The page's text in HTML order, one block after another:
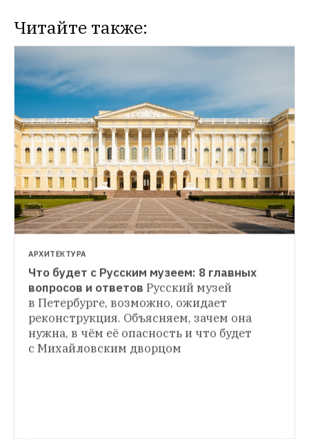
Читайте также:
ЛИЧНЫЙ ОПЫТ
«И не нужен там никакой Ося»: Как делают
квест про Маяковского и Брик В
Петербурге открылся новый квест,
посвящённый отношениям Владимира
ГИД THE VILLAGE
Кранахи в Пушкинском музее: Что нужно
знать о живописи династии Дух
эксперимента, династическое искусство и
женская сила на выставке «Кранахи.
Между Ренессансом и маньеризмом»
АРХИТЕКТУРА
Что будет с Русским музеем: 8 главных
вопросов и ответов Русский музей
в Петербурге, возможно, ожидает
реконструкция. Объясняем, зачем она
нужна, в чём её опасность и что будет
с Михайловским дворцом